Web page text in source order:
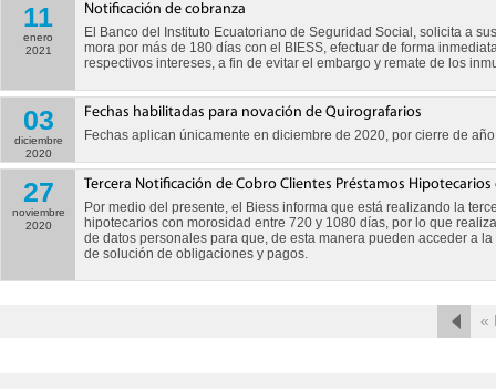
11
enero
2021
Notificación de cobranza
El Banco del Instituto Ecuatoriano de Seguridad Social, solicita a
mora por más de 180 días con el BIESS, efectuar de forma
respectivos intereses, a fin de evitar el embargo y remate de los
03
diciembre
2020
Fechas habilitadas para novación de Quirografarios
Fechas aplican únicamente en diciembre de 2020, por cierre de
27
noviembre
2020
Tercera Notificación de Cobro Clientes Préstamos
Por medio del presente, el Biess informa que está realizando la
hipotecarios con morosidad entre 720 y 1080 días, por lo que
de datos personales para que, de esta manera pueden acceder a
de solución de obligaciones y pagos.
«